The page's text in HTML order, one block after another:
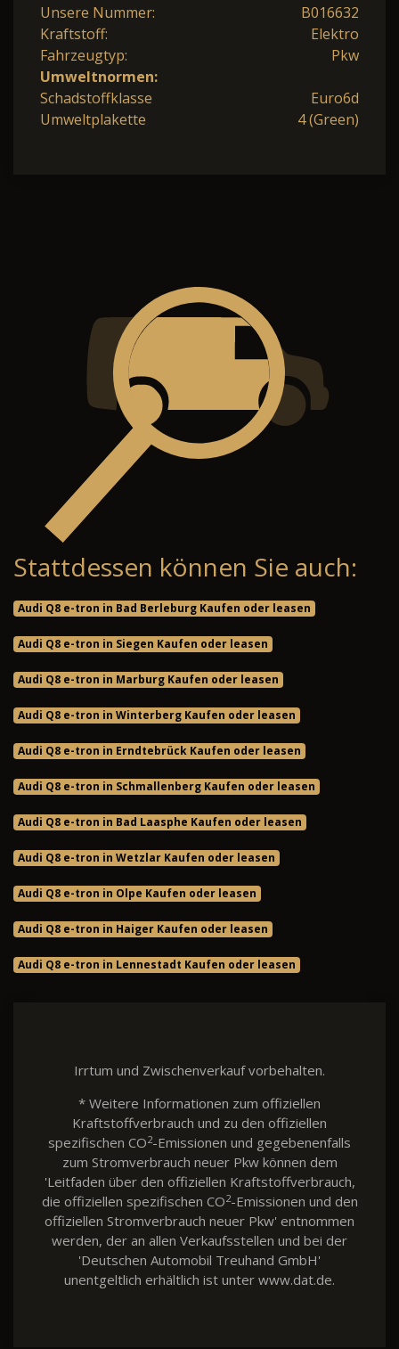
Unsere Nummer:
B016632
Kraftstoff:
Elektro
Fahrzeugtyp:
Pkw
Umweltnormen:
Schadstoffklasse
Euro6d
Umweltplakette
4 (Green)
Stattdessen können Sie auch:
Audi Q8 e-tron in Bad Berleburg Kaufen oder leasen
Audi Q8 e-tron in Siegen Kaufen oder leasen
Audi Q8 e-tron in Marburg Kaufen oder leasen
Audi Q8 e-tron in Winterberg Kaufen oder leasen
Audi Q8 e-tron in Erndtebrück Kaufen oder leasen
Audi Q8 e-tron in Schmallenberg Kaufen oder leasen
Audi Q8 e-tron in Bad Laasphe Kaufen oder leasen
Audi Q8 e-tron in Wetzlar Kaufen oder leasen
Audi Q8 e-tron in Olpe Kaufen oder leasen
Audi Q8 e-tron in Haiger Kaufen oder leasen
Audi Q8 e-tron in Lennestadt Kaufen oder leasen
Irrtum und Zwischenverkauf vorbehalten.
* Weitere Informationen zum offiziellen
Kraftstoffverbrauch und zu den offiziellen
spezifischen CO2-Emissionen und gegebenenfalls
zum Stromverbrauch neuer Pkw können dem
'Leitfaden über den offiziellen Kraftstoffverbrauch,
die offiziellen spezifischen CO2-Emissionen und den
offiziellen Stromverbrauch neuer Pkw' entnommen
werden, der an allen Verkaufsstellen und bei der
'Deutschen Automobil Treuhand GmbH'
unentgeltlich erhältlich ist unter www.dat.de.